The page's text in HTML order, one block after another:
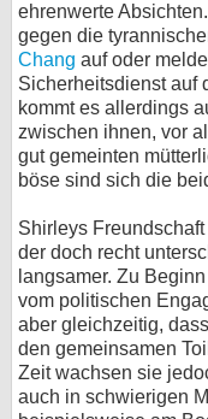
ehrenwerte
gegen die
Chang auf oder
Sicherheitsdienst auf
kommt es allerdings
zwischen ihnen, vor
gut gemeinten
böse sind sich die
Shirleys
der doch recht
langsamer. Zu
vom politischen
aber gleichzeitig,
den gemeinsamen
Zeit wachsen sie
auch in schwierigen